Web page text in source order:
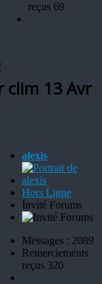
reçus 69
clim 13 Avr
alexis
Hors Ligne
Invité Forums
Messages : 2089
Remerciements
reçus 320